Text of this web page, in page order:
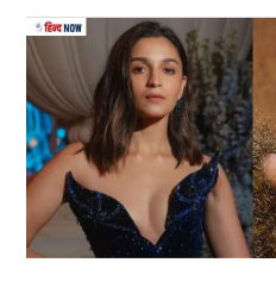
View this post on Instagram